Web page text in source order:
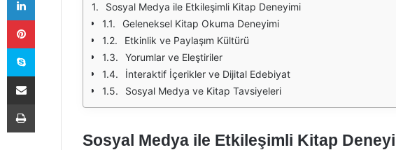
Sosyal Medya ile Etkileşimli Kitap Deneyimi
Geleneksel Kitap Okuma Deneyimi
Etkinlik ve Paylaşım Kültürü
Yorumlar ve Eleştiriler
İnteraktif İçerikler ve Dijital Edebiyat
Sosyal Medya ve Kitap Tavsiyeleri
Sosyal Medya ile Etkileşimli Kitap
Pinterest
Skype
E-Posta ile paylaş